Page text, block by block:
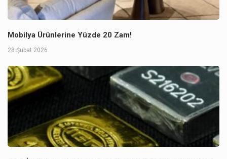
Mobilya Ürünlerine Yüzde 20 Zam!
28 Şubat 2026